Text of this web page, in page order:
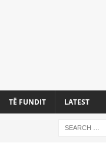
TË FUNDIT LATEST